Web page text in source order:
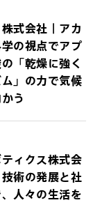
式会社｜アカ
の視点でアプ
「乾燥に強く
」の力で気候
う
ィクス株式会
術の発展と社
人々の生活を